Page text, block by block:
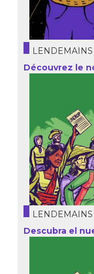
Découvrez le
Descubra el